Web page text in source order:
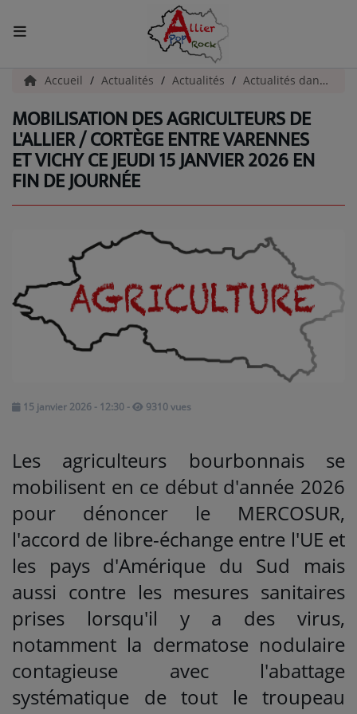
ACCUEIL
Actualités
INFOS - ALLIER
AGENDA CULTUREL - ALLIER
La Radio
EMISSIONS
ARTISTES
Agenda
Titres diffusés
Se connecter
Accueil Actualités Actualités Actualités dans l'Allier
MOBILISATION DES AGRICULTEURS DE
L'ALLIER / CORTÈGE ENTRE VARENNES
ET VICHY CE JEUDI 15 JANVIER 2026 EN
FIN DE JOURNÉE
15 janvier 2026 - 12:30 - 9310 vues
Les agriculteurs bourbonnais se
mobilisent en ce début d'année 2026
pour dénoncer le MERCOSUR,
l'accord de libre-échange entre l'UE et
les pays d'Amérique du Sud mais
aussi contre les mesures sanitaires
prises lorsqu'il y a des virus,
notamment la dermatose nodulaire
contagieuse avec l'abattage
systématique de tout le troupeau